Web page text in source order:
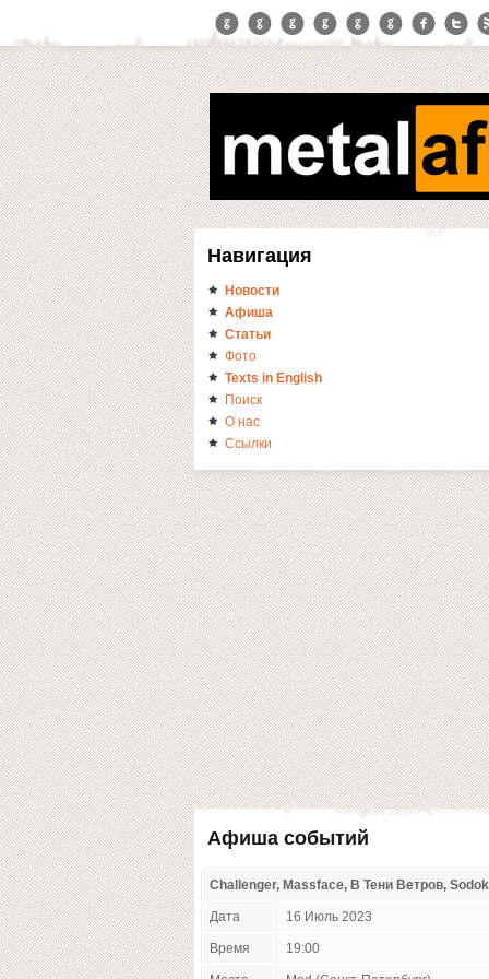
Навигация
Новости
Афиша
Статьи
Фото
Texts in English
Поиск
О нас
Ссылки
Афиша событий
Challenger, Massface, В Тени Ветров,
Дата 16 Июль 2023
Время 19:00